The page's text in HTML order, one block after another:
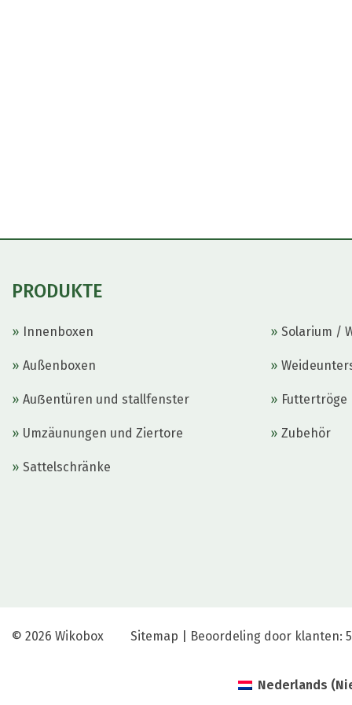
PRODUKTE
Innenboxen
Außenboxen
Auẞentüren und stallfenster
Umzäunungen und Ziertore
Sattelschränke
Solarium /
Futtertröge
Zubehör
© 2026 Wikobox Sitemap Beoordeling door klanten:
Nederlands (